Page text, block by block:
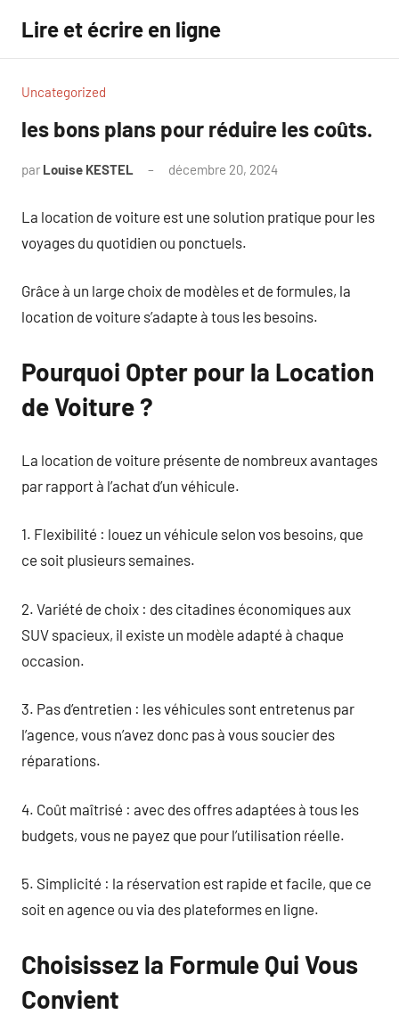
contenu
Lire et écrire en ligne
Uncategorized
les bons plans pour réduire les coûts.
par Louise KESTEL décembre 20, 2024
La location de voiture est une solution pratique pour les
voyages du quotidien ou ponctuels.
Grâce à un large choix de modèles et de formules, la
location de voiture s’adapte à tous les besoins.
Pourquoi Opter pour la Location
de Voiture ?
La location de voiture présente de nombreux avantages
par rapport à l’achat d’un véhicule.
1. Flexibilité : louez un véhicule selon vos besoins, que
ce soit plusieurs semaines.
2. Variété de choix : des citadines économiques aux
SUV spacieux, il existe un modèle adapté à chaque
occasion.
3. Pas d’entretien : les véhicules sont entretenus par
l’agence, vous n’avez donc pas à vous soucier des
réparations.
4. Coût maîtrisé : avec des offres adaptées à tous les
budgets, vous ne payez que pour l’utilisation réelle.
5. Simplicité : la réservation est rapide et facile, que ce
soit en agence ou via des plateformes en ligne.
Choisissez la Formule Qui Vous
Convient